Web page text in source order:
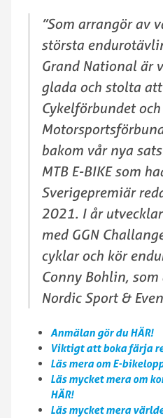
”Som arrangör av
största
Grand National är
glada och stolta
Cykelförbundet
bakom vår nya
MTB E-BIKE som
Sverigepremiär
2021. I år
med GGN
cyklar och kör
Conny Bohlin, som
Nordic Sport &
Anmälan gör du HÄR!
Viktigt att boka färja
Läs mera om E-
Läs mycket mera om
HÄR!
Läs mycket mera